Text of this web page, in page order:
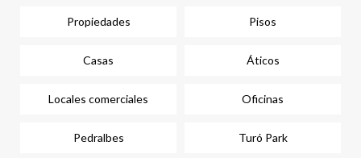
Propiedades Pisos
Casas Áticos
Locales comerciales Oficinas
Pedralbes Turó Park